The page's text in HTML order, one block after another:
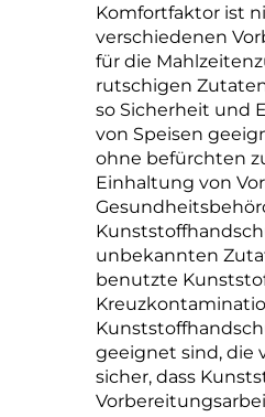
Komfortfaktor ist
verschiedenen
für die
rutschigen
so Sicherheit und
von Speisen
ohne befürchten
Einhaltung von
unbekannten
benutzte
geeignet sind, die
sicher, dass